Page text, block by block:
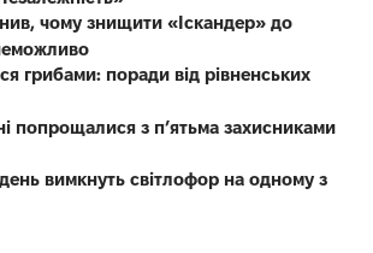
чому знищити «Іскандер» до
грибами: поради від рівненських
попрощалися з п’ятьма захисниками
вимкнуть світлофор на одному з